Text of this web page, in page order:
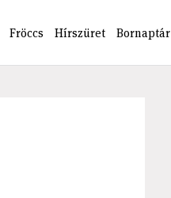
Fröccs Hírszüret Bornaptár